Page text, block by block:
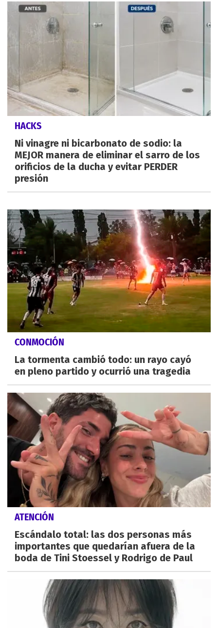
HACKS
Ni vinagre ni bicarbonato de sodio: la
MEJOR manera de eliminar el sarro de los
orificios de la ducha y evitar PERDER
presión
CONMOCIÓN
La tormenta cambió todo: un rayo cayó
en pleno partido y ocurrió una tragedia
ATENCIÓN
Escándalo total: las dos personas más
importantes que quedarían afuera de la
boda de Tini Stoessel y Rodrigo de Paul